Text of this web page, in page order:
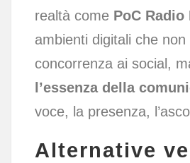
realtà come PoC Radio
ambienti digitali che
concorrenza ai social,
l’essenza della
voce, la presenza,
Alternative